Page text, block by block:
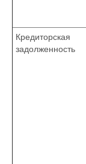
Кредиторская
задолженность